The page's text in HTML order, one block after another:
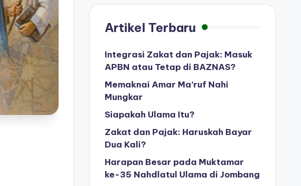
Artikel Terbaru
Integrasi Zakat dan Pajak: Masuk
APBN atau Tetap di BAZNAS?
Memaknai Amar Ma’ruf Nahi
Mungkar
Siapakah Ulama Itu?
Zakat dan Pajak: Haruskah Bayar
Dua Kali?
Harapan Besar pada Muktamar
ke-35 Nahdlatul Ulama di Jombang